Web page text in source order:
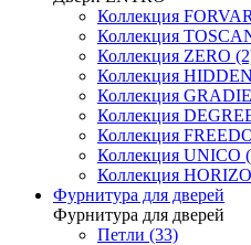
Коллекция
Коллекция
Коллекция ZERO
Коллекция
Коллекция
Коллекция
Коллекция
Коллекция UNICO
Коллекция
Фурнитура для дверей
Фурнитура для дверей
Петли (33)